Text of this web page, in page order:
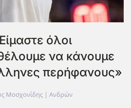
όλοι
να κάνουμε
περήφανους»
Μοσχονίδης | Ανδρών